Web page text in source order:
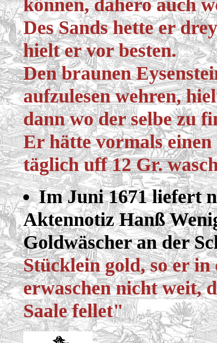
können, dahero auch
Des Sands hette er
hielt er vor besten.
Den braunen
aufzulesen wehren,
dann wo der selbe zu
Er hätte vormals
täglich uff 12 Gr.
Im Juni 1671 liefert
Aktennotiz Hanß
Goldwäscher an der
Stücklein gold, so er
erwaschen nicht weit,
Saale fellet"